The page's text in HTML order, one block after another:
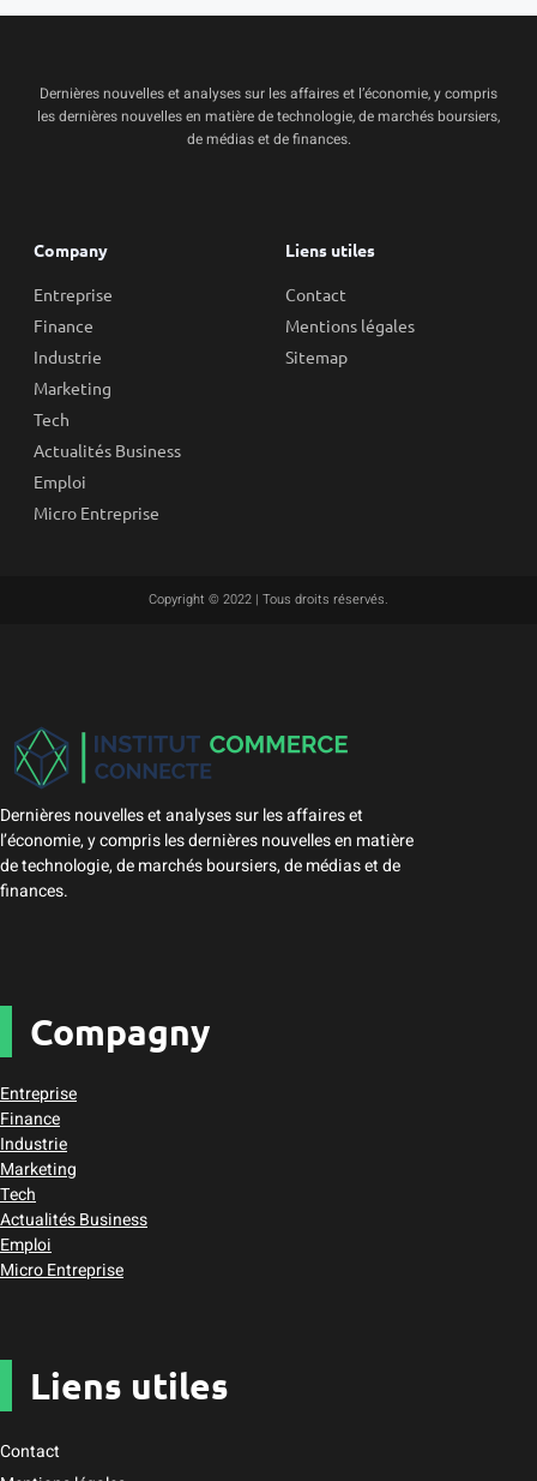
Dernières nouvelles et analyses sur les affaires et l’économie, y compris
les dernières nouvelles en matière de technologie, de marchés boursiers,
de médias et de finances.
Company
Entreprise
Finance
Industrie
Marketing
Tech
Actualités Business
Emploi
Micro Entreprise
Liens utiles
Contact
Mentions légales
Sitemap
Copyright © 2022 | Tous droits réservés.
Dernières nouvelles et analyses sur les affaires et
l’économie, y compris les dernières nouvelles en matière
de technologie, de marchés boursiers, de médias et de
finances.
Compagny
Entreprise
Finance
Industrie
Marketing
Tech
Actualités Business
Emploi
Micro Entreprise
Liens utiles
Contact